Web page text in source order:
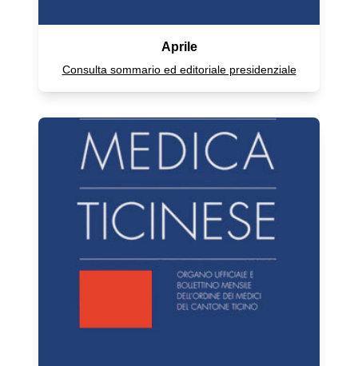
Aprile
Consulta sommario ed editoriale presidenziale